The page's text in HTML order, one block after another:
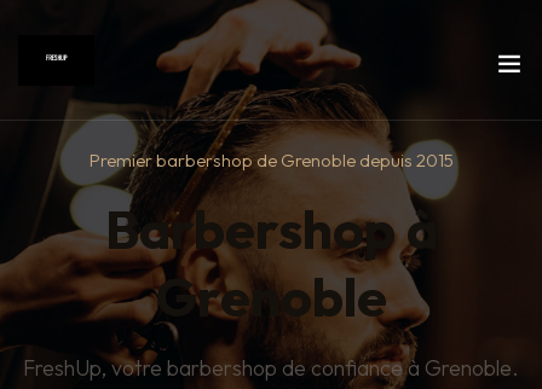
Premier barbershop de Grenoble depuis 2015
Barbershop à
Grenoble
FreshUp, votre barbershop de confiance à Grenoble.